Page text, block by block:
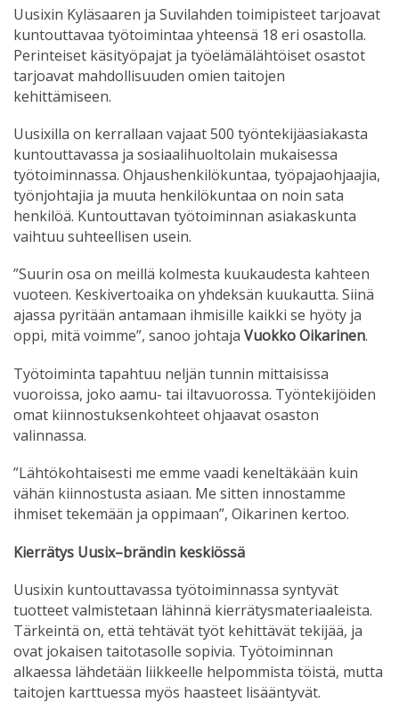
Uusixin Kyläsaaren ja Suvilahden toimipisteet tarjoavat
kuntouttavaa työtoimintaa yhteensä 18 eri osastolla.
Perinteiset käsityöpajat ja työelämälähtöiset osastot
tarjoavat mahdollisuuden omien taitojen
kehittämiseen.
Uusixilla on kerrallaan vajaat 500 työntekijäasiakasta
kuntouttavassa ja sosiaalihuoltolain mukaisessa
työtoiminnassa. Ohjaushenkilökuntaa, työpajaohjaajia,
työnjohtajia ja muuta henkilökuntaa on noin sata
henkilöä. Kuntouttavan työtoiminnan asiakaskunta
vaihtuu suhteellisen usein.
”Suurin osa on meillä kolmesta kuukaudesta kahteen
vuoteen. Keskivertoaika on yhdeksän kuukautta. Siinä
ajassa pyritään antamaan ihmisille kaikki se hyöty ja
oppi, mitä voimme”, sanoo johtaja Vuokko Oikarinen.
Työtoiminta tapahtuu neljän tunnin mittaisissa
vuoroissa, joko aamu- tai iltavuorossa. Työntekijöiden
omat kiinnostuksenkohteet ohjaavat osaston
valinnassa.
”Lähtökohtaisesti me emme vaadi keneltäkään kuin
vähän kiinnostusta asiaan. Me sitten innostamme
ihmiset tekemään ja oppimaan”, Oikarinen kertoo.
Kierrätys Uusix–brändin keskiössä
Uusixin kuntouttavassa työtoiminnassa syntyvät
tuotteet valmistetaan lähinnä kierrätysmateriaaleista.
Tärkeintä on, että tehtävät työt kehittävät tekijää, ja
ovat jokaisen taitotasolle sopivia. Työtoiminnan
alkaessa lähdetään liikkeelle helpommista töistä, mutta
taitojen karttuessa myös haasteet lisääntyvät.